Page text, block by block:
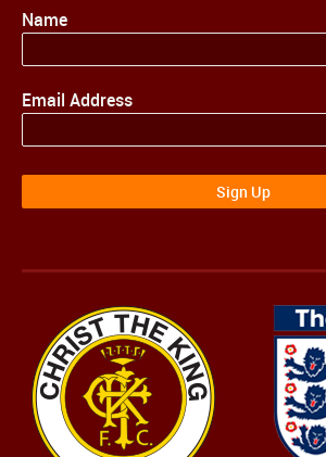
Name
Email Address